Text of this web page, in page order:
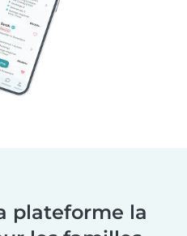
plateforme la